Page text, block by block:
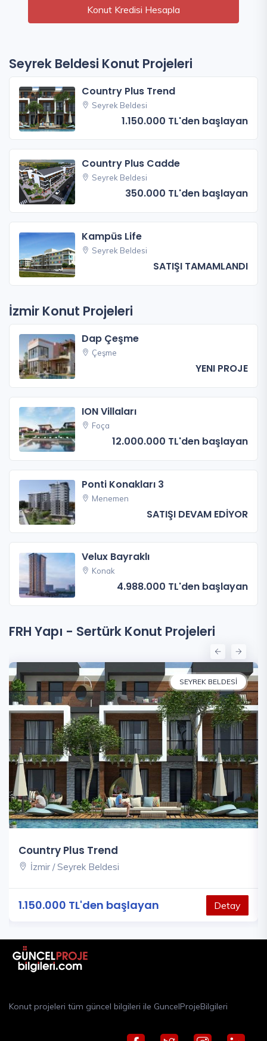
Konut Kredisi Hesapla
Seyrek Beldesi Konut Projeleri
Country Plus Trend
Seyrek Beldesi
1.150.000 TL'den başlayan
Country Plus Cadde
Seyrek Beldesi
350.000 TL'den başlayan
Kampüs Life
Seyrek Beldesi
SATIŞI TAMAMLANDI
İzmir Konut Projeleri
Dap Çeşme
Çeşme
YENI PROJE
ION Villaları
Foça
12.000.000 TL'den başlayan
Ponti Konakları 3
Menemen
SATIŞI DEVAM EDİYOR
Velux Bayraklı
Konak
4.988.000 TL'den başlayan
FRH Yapı - Sertürk Konut Projeleri
SEYREK BELDESI
Country Plus Trend
İzmir / Seyrek Beldesi
1.150.000 TL'den başlayan Detay
Konut projeleri tüm güncel bilgileri ile GuncelProjeBilgileri